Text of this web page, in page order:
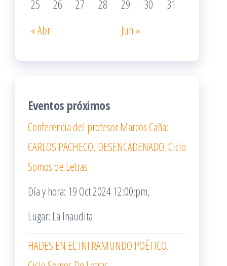
25
26 27 28 29 30
31
« Abr
Jun »
Eventos próximos
Conferencia del profesor Marcos Caña:
CARLOS PACHECO, DESENCADENADO. Ciclo
Somos de Letras
Día y hora: 19 Oct 2024 12:00:pm,
Lugar: La Inaudita
HADES EN EL INFRAMUNDO POÉTICO.